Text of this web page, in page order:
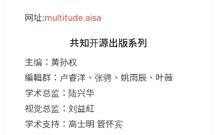
网址:multitude.aisa
​共知开源出版系列
主编：黄孙权
編輯群：卢睿洋、张骋、姚雨辰、叶薇
学术总监：陆兴华
视觉总监：刘益紅
学术支持：高士明 管怀宾